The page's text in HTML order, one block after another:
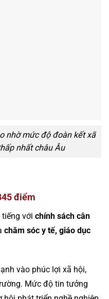
nhờ mức độ đoàn kết xã
nhất châu Âu
điểm
tiếng với chính sách cân
chăm sóc y tế, giáo dục
vào phúc lợi xã hội,
Mức độ tin tưởng